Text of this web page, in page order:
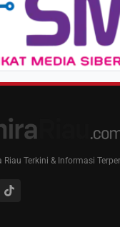
Terkini & Informasi